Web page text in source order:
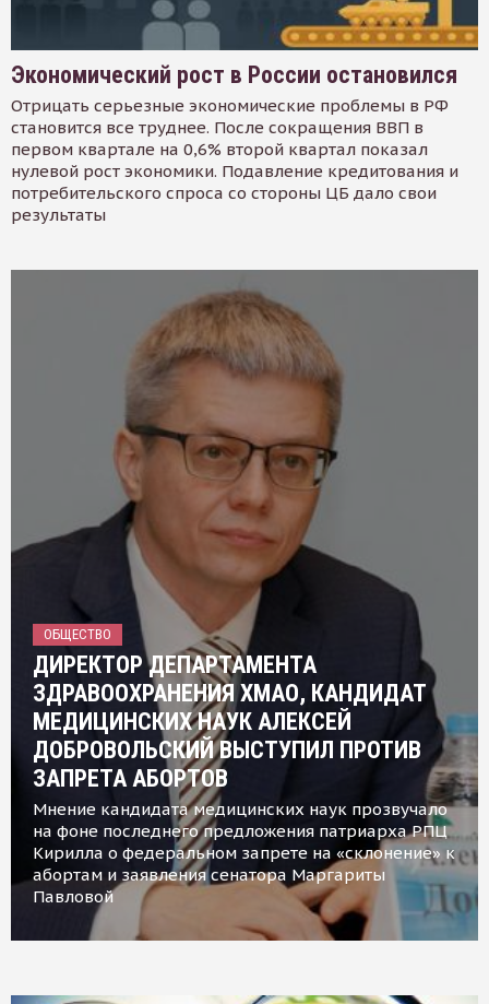
Экономический рост в России остановился
Отрицать серьезные экономические проблемы в РФ
становится все труднее. После сокращения ВВП в
первом квартале на 0,6% второй квартал показал
нулевой рост экономики. Подавление кредитования и
потребительского спроса со стороны ЦБ дало свои
результаты
ОБЩЕСТВО
ДИРЕКТОР ДЕПАРТАМЕНТА
ЗДРАВООХРАНЕНИЯ ХМАО, КАНДИДАТ
МЕДИЦИНСКИХ НАУК АЛЕКСЕЙ
ДОБРОВОЛЬСКИЙ ВЫСТУПИЛ ПРОТИВ
ЗАПРЕТА АБОРТОВ
Мнение кандидата медицинских наук прозвучало
на фоне последнего предложения патриарха РПЦ
Кирилла о федеральном запрете на «склонение» к
абортам и заявления сенатора Маргариты
Павловой